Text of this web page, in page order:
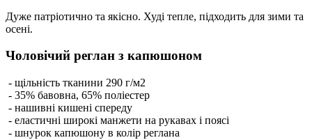
Дуже патріотично та якісно. Худі тепле, підходить для зими та
осені.
Чоловічий реглан з капюшоном
- щільність тканини 290 г/м2
- 35% бавовна, 65% поліестер
- нашивні кишені спереду
- еластичні широкі манжети на рукавах і поясі
- шнурок капюшону в колір реглана